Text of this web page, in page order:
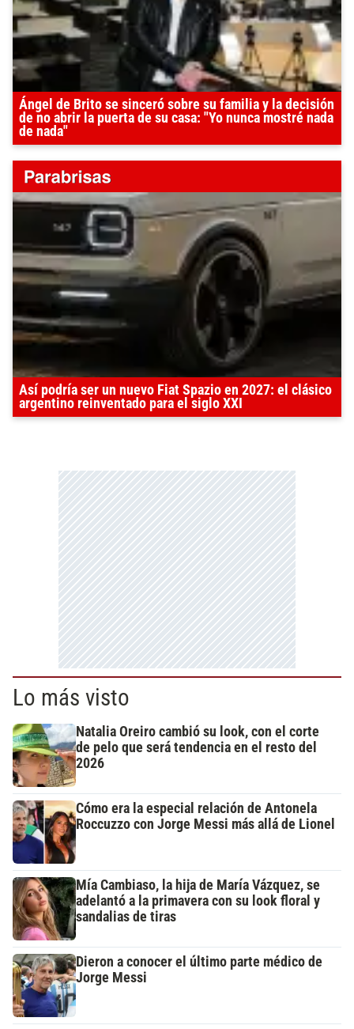
Ángel de Brito se sinceró sobre su familia y la decisión
de no abrir la puerta de su casa: "Yo nunca mostré nada
de nada"
Así podría ser un nuevo Fiat Spazio en 2027: el clásico
argentino reinventado para el siglo XXI
Lo más visto
Natalia Oreiro cambió su look, con el corte
de pelo que será tendencia en el resto del
2026
Cómo era la especial relación de Antonela
Roccuzzo con Jorge Messi más allá de Lionel
Mía Cambiaso, la hija de María Vázquez, se
adelantó a la primavera con su look floral y
sandalias de tiras
Dieron a conocer el último parte médico de
Jorge Messi